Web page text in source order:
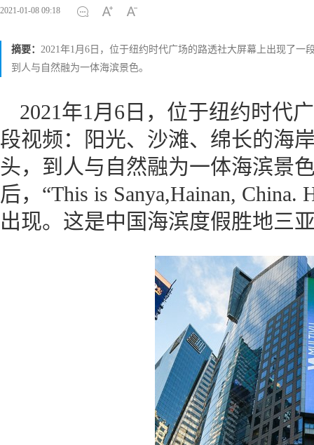
2021-01-08 09:18
摘要： 2021年1月6日，位于纽约时代广场的路透社大屏幕上出现了
到人与自然融为一体海滨景色。
2021年1月6日，位于纽约时代
段视频：阳光、沙滩、绵长的海
头，到人与自然融为一体海滨
后，“This is Sanya,Hainan, China.
出现。这是中国海滨度假胜地三